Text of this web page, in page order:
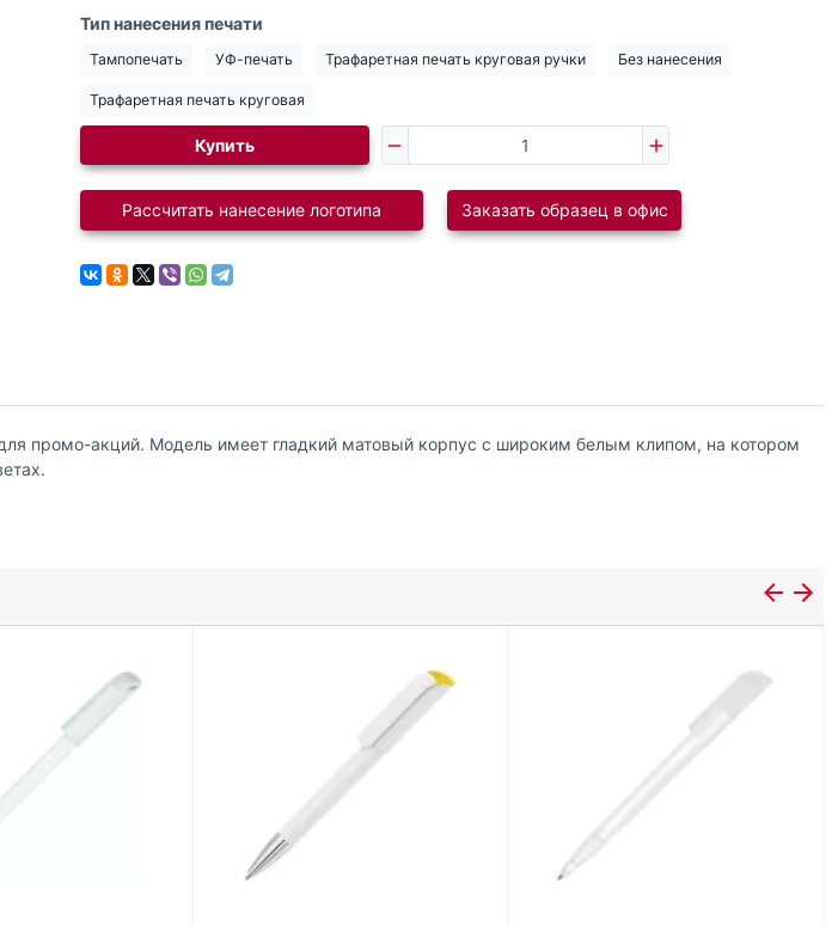
Тип нанесения печати
Тампопечать УФ-печать Трафаретная печать круговая ручки Без нанесения
Трафаретная печать круговая
Купить
Рассчитать нанесение логотипа Заказать образец в офис
промо-акций. Модель имеет гладкий матовый корпус с широким белым клипом, на котором